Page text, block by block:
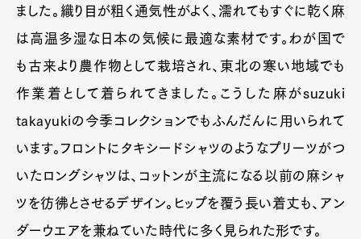
ました。織り目が粗く通気性がよく、濡れてもすぐに乾く麻
は高温多湿な日本の気候に最適な素材です。わが国で
も古来より農作物として栽培され、東北の寒い地域でも
作業着として着られてきました。こうした麻がsuzuki
takayukiの今季コレクションでもふんだんに用いられて
います。フロントにタキシードシャツのようなプリーツがつ
いたロングシャツは、コットンが主流になる以前の麻シャ
ツを彷彿とさせるデザイン。ヒップを覆う長い着丈も、アン
ダーウエアを兼ねていた時代に多く見られた形です。